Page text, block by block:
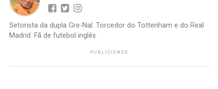
Setorista da dupla Gre-Nal. Torcedor do Tottenham e do Real
Madrid. Fã de futebol inglês.
PUBLICIDADE